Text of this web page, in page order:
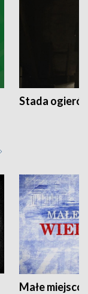
Stada
Małe